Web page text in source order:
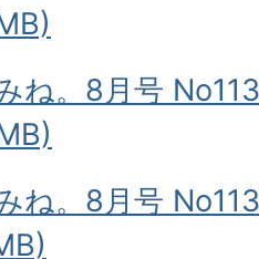
ね。8月号
ね。8月号